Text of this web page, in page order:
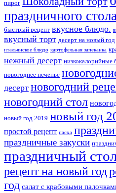
пирог
праздничного стола
быстрый рецепт вкусное блюдо.
вкусный торт десерт на новый год
итальянское блюдо картофельная запеканка
нежный десерт низкокалорийные
новогоднее печенье
десерт новогодний
новогодний стол
новый год 2019 новый год
простой рецепт пасха
праздничные закуски
праздничный
рецепт на новый год
год салат с крабовыми